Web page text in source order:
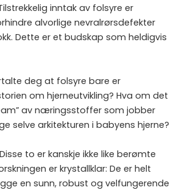
inntak av folsyre er
alvorlige nevralrørsdefekter
Dette er et budskap som heldigvis
deg at folsyre bare er
om hjerneutvikling? Hva om det
av næringsstoffer som jobber
selve arkitekturen i babyens hjerne?
to er kanskje ikke like berømte
er krystallklar: De er helt
en sunn, robust og velfungerende